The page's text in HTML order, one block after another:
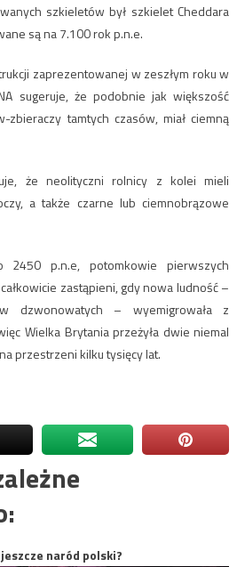
szkieletów był szkielet Cheddara
są na 7.100 rok p.n.e.
zaprezentowanej w zeszłym roku w
sugeruje, że podobnie jak większość
zbieraczy tamtych czasów, miał ciemną
że neolityczni rolnicy z kolei mieli
a także czarne lub ciemnobrązowe
2450 p.n.e, potomkowie pierwszych
zastąpieni, gdy nowa ludność –
dzwonowatych – wyemigrowała z
Wielka Brytania przeżyła dwie niemal
przestrzeni kilku tysięcy lat.
naród polski?